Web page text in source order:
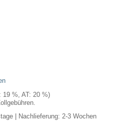
19 %, AT: 20 %)
| Nachlieferung: 2-3 Wochen